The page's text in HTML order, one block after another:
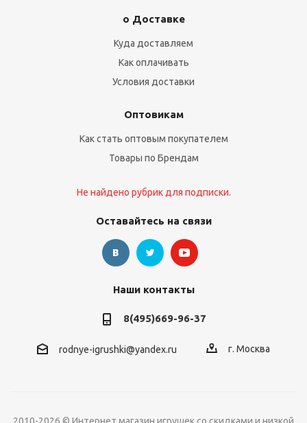
о Доставке
Куда доставляем
Как оплачивать
Условия доставки
Оптовикам
Как стать оптовым покупателем
Товары по Брендам
Не найдено рубрик для подписки.
Оставайтесь на связи
Наши контакты
8(495)669-96-37
rodnye-igrushki@yandex.ru г. Москва